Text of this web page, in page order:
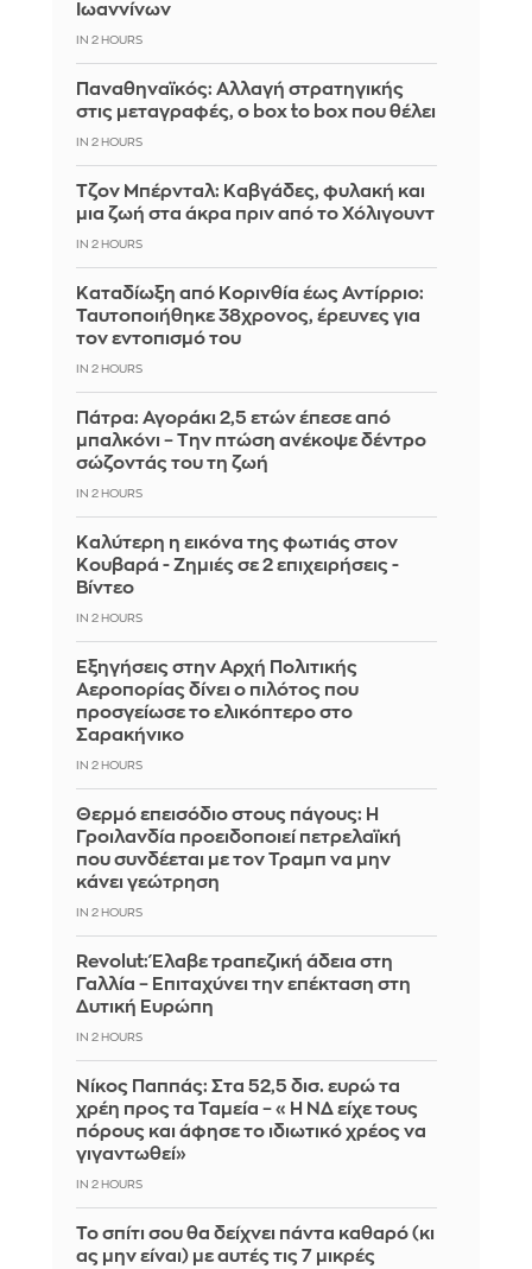
Ιωαννίνων
IN 2 HOURS
Παναθηναϊκός: Αλλαγή στρατηγικής
στις μεταγραφές, ο box to box που θέλει
IN 2 HOURS
Τζον Μπέρνταλ: Καβγάδες, φυλακή και
μια ζωή στα άκρα πριν από το Χόλιγουντ
IN 2 HOURS
Καταδίωξη από Κορινθία έως Αντίρριο:
Ταυτοποιήθηκε 38χρονος, έρευνες για
τον εντοπισμό του
IN 2 HOURS
Πάτρα: Αγοράκι 2,5 ετών έπεσε από
μπαλκόνι – Την πτώση ανέκοψε δέντρο
σώζοντάς του τη ζωή
IN 2 HOURS
Καλύτερη η εικόνα της φωτιάς στον
Κουβαρά - Ζημιές σε 2 επιχειρήσεις -
Βίντεο
IN 2 HOURS
Εξηγήσεις στην Αρχή Πολιτικής
Αεροπορίας δίνει ο πιλότος που
προσγείωσε το ελικόπτερο στο
Σαρακήνικο
IN 2 HOURS
Θερμό επεισόδιο στους πάγους: Η
Γροιλανδία προειδοποιεί πετρελαϊκή
που συνδέεται με τον Τραμπ να μην
κάνει γεώτρηση
IN 2 HOURS
Revolut: Έλαβε τραπεζική άδεια στη
Γαλλία – Επιταχύνει την επέκταση στη
Δυτική Ευρώπη
IN 2 HOURS
Νίκος Παππάς: Στα 52,5 δισ. ευρώ τα
χρέη προς τα Ταμεία – «Η ΝΔ είχε τους
πόρους και άφησε το ιδιωτικό χρέος να
γιγαντωθεί»
IN 2 HOURS
Το σπίτι σου θα δείχνει πάντα καθαρό (κι
ας μην είναι) με αυτές τις 7 μικρές